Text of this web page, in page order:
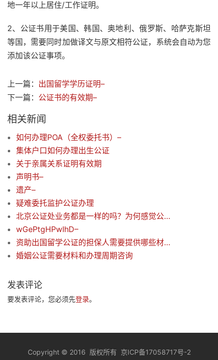
地一年以上居住/工作证明。
2、公证书用于美国、韩国、奥地利、俄罗斯、哈萨克斯坦
等国，需要同时加做译文与原文相符公证，系统会自动为您
添加该公证事项。
上一篇： 出国留学学历证明–
下一篇： 公证书的有效期–
相关新闻
如何办理POA（全权委托书）–
集体户口如何办理出生公证
关于亲属关系证明有效期
声明书–
遗产–
疑难委托监护公证办理
北京公证处业务都是一样的吗？为何感觉公证处的职能不够明晰？
wGePtgHPwIhD–
资助出国留学公证的担保人需要提供哪些材料？–
婚姻公证需要材料和办理周期咨询
发表评论
要发表评论，您必须先登录。
Copyright © 2016 版权所有 京ICP备17058717号-2